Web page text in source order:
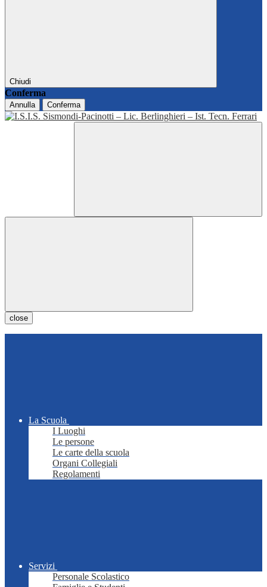
Chiudi
Conferma
Annulla Conferma
close
La Scuola
I Luoghi
Le persone
Le carte della scuola
Organi Collegiali
Regolamenti
Servizi
Personale Scolastico